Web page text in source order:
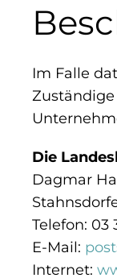
Im Falle
Die
Dagmar
Telefon: 03
E-Mail:
Internet: